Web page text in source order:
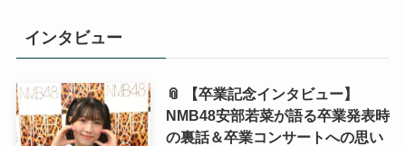
インタビュー
📎 【卒業記念インタビュー】
NMB48安部若菜が語る卒業発表時
の裏話＆卒業コンサートへの思い